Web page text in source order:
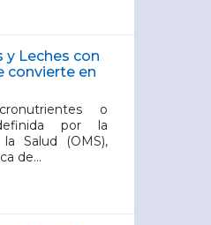
y Leches con
convierte en
o
por la
Salud (OMS),
de...